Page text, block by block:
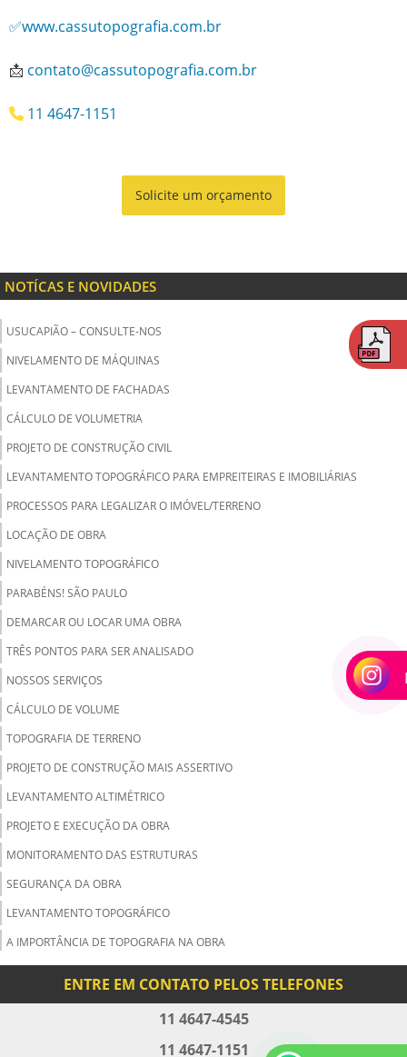
✅www.cassutopografia.com.br
📩 contato@cassutopografia.com.br
11 4647-1151
Solicite um orçamento
NOTÍCAS E NOVIDADES
USUCAPIÃO – CONSULTE-NOS
NIVELAMENTO DE MÁQUINAS
LEVANTAMENTO DE FACHADAS
CÁLCULO DE VOLUMETRIA
PROJETO DE CONSTRUÇÃO CIVIL
LEVANTAMENTO TOPOGRÁFICO PARA EMPREITEIRAS E IMOBILIÁRIAS
PROCESSOS PARA LEGALIZAR O IMÓVEL/TERRENO
LOCAÇÃO DE OBRA
NIVELAMENTO TOPOGRÁFICO
PARABÉNS! SÃO PAULO
DEMARCAR OU LOCAR UMA OBRA
TRÊS PONTOS PARA SER ANALISADO
NOSSOS SERVIÇOS
CÁLCULO DE VOLUME
TOPOGRAFIA DE TERRENO
PROJETO DE CONSTRUÇÃO MAIS ASSERTIVO
LEVANTAMENTO ALTIMÉTRICO
PROJETO E EXECUÇÃO DA OBRA
MONITORAMENTO DAS ESTRUTURAS
SEGURANÇA DA OBRA
LEVANTAMENTO TOPOGRÁFICO
A IMPORTÂNCIA DE TOPOGRAFIA NA OBRA
CONSTRUÇÃO CIVIL
VOCÊ TEM UM TERRENO QUE PRECISA DE REGULARIZAÇÃO?
ENTRE EM CONTATO PELOS TELEFONES
11 4647-4545
11 4647-1151